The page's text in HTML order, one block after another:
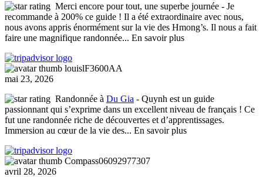
Merci encore pour tout, une superbe journée - Je
recommande à 200% ce guide ! Il a été extraordinaire avec nous,
nous avons appris énormément sur la vie des Hmong’s. Il nous a fait
faire une magnifique randonnée... En savoir plus
louislF3600AA
mai 23, 2026
Randonnée à Du Gia - Quynh est un guide
passionnant qui s’exprime dans un excellent niveau de français ! Ce
fut une randonnée riche de découvertes et d’apprentissages.
Immersion au cœur de la vie des... En savoir plus
Compass06092977307
avril 28, 2026